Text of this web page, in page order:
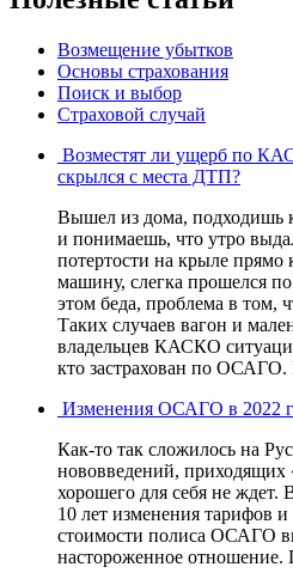
Возмещение убытков
Основы страхования
Поиск и выбор
Страховой случай
Возместят ли ущерб по
скрылся с места ДТП?
Вышел из дома, подходишь
и понимаешь, что утро
потертости на крыле прямо
машину, слегка прошелся
этом беда, проблема в том,
Таких случаев вагон и
владельцев КАСКО
кто застрахован по
Изменения ОСАГО в 2022
Как-то так сложилось на
нововведений, приходящих
хорошего для себя не ждет.
10 лет изменения тарифов
стоимости полиса ОСАГО
настороженное отношение.